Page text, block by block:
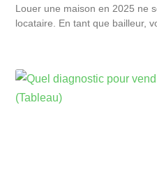
Louer une maison en 2025 ne
locataire. En tant que bailleur,